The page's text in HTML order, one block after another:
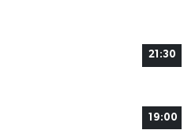
21:30
19:00